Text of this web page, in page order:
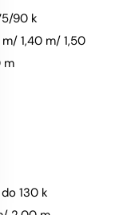
90 k
1,40 m/ 1,50
m
130 k